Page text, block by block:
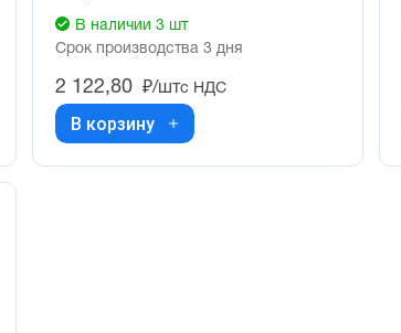
В наличии 3 шт
Срок производства 3 дня
2 122,80 ₽/штс НДС
В корзину